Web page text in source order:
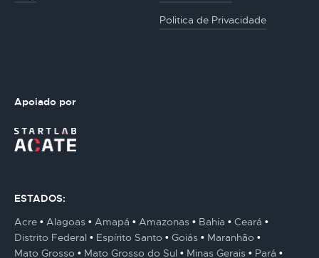
Politica de Privacidade
Apoiado por
ESTADOS:
Acre
Alagoas Amapá Amazonas Bahia
Ceará
Distrito Federal
Espírito Santo Goiás
Maranhão
Mato Grosso
Mato Grosso do Sul Minas Gerais Pará